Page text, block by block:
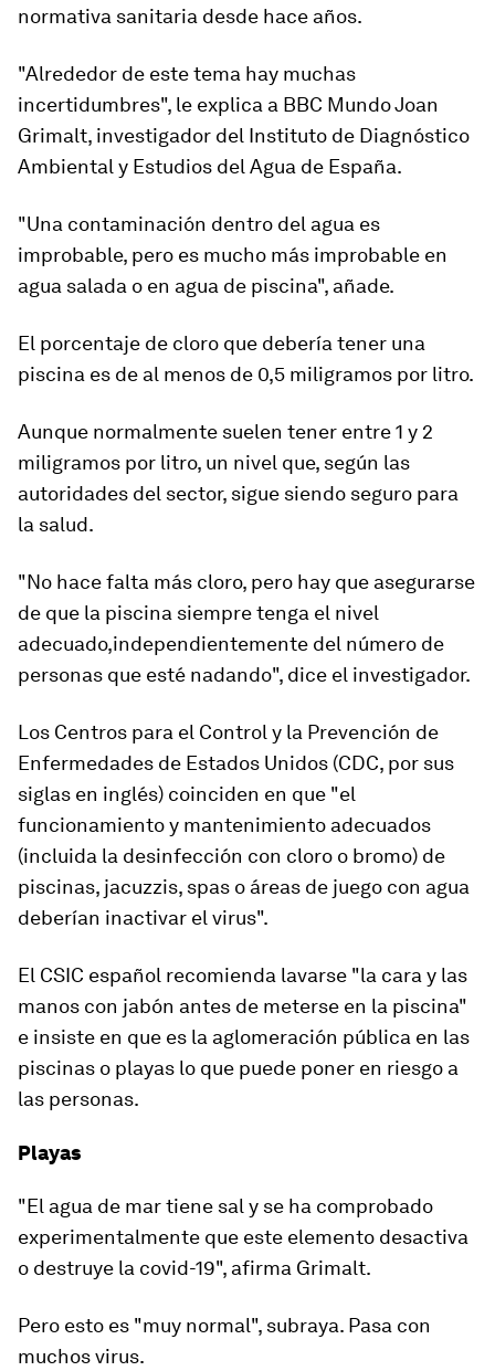
normativa sanitaria desde hace años.
"Alrededor de este tema hay muchas
incertidumbres", le explica a BBC Mundo Joan
Grimalt, investigador del Instituto de Diagnóstico
Ambiental y Estudios del Agua de España.
"Una contaminación dentro del agua es
improbable, pero es mucho más improbable en
agua salada o en agua de piscina", añade.
El porcentaje de cloro que debería tener una
piscina es de al menos de 0,5 miligramos por litro.
Aunque normalmente suelen tener entre1 y 2
miligramos por litro, un nivel que, según las
autoridades del sector, sigue siendo seguro para
la salud.
"No hace falta más cloro, pero hay que asegurarse
de que la piscina siempre tenga el nivel
adecuado,independientemente del número de
personas que esté nadando", dice el investigador.
Los Centros para el Control y la Prevención de
Enfermedades de Estados Unidos (CDC, por sus
siglas en inglés) coinciden en que "el
funcionamiento y mantenimiento adecuados
(incluida la desinfección con cloro o bromo) de
piscinas, jacuzzis, spas o áreas de juego con agua
deberían inactivar el virus".
El CSIC español recomienda lavarse "la cara y las
manos con jabón antes de meterse en la piscina"
e insiste en que es la aglomeración pública en las
piscinas o playas lo que puede poner en riesgo a
las personas.
Playas
"El agua de mar tiene sal y se ha comprobado
experimentalmente que este elemento desactiva
o destruye la covid-19", afirma Grimalt.
Pero esto es "muy normal", subraya. Pasa con
muchos virus.